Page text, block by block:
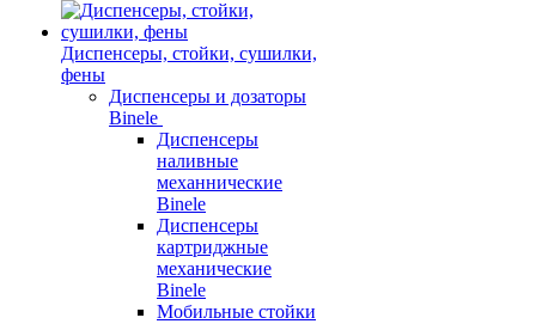
Диспенсеры, стойки, сушилки,
фены
Диспенсеры и дозаторы
Binele
Диспенсеры
наливные
механнические
Binele
Диспенсеры
картриджные
механические
Binele
Мобильные стойки